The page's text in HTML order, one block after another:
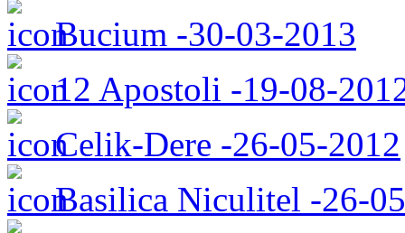
Bucium -30-03-2013
12 Apostoli -19-08-
Celik-Dere -26-05-2012
Basilica Niculitel -26-